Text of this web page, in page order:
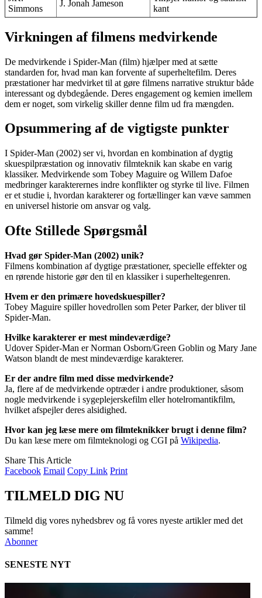
Simmons
J. Jonah Jameson
kant
Virkningen af filmens medvirkende
De medvirkende i Spider-Man (film) hjælper med at sætte
standarden for, hvad man kan forvente af superheltefilm. Deres
præstationer har medvirket til at gøre filmens narrative struktur både
interessant og dybdegående. Deres engagement og kemien imellem
dem er noget, som virkelig skiller denne film ud fra mængden.
Opsummering af de vigtigste punkter
I Spider-Man (2002) ser vi, hvordan en kombination af dygtig
skuespilpræstation og innovativ filmteknik kan skabe en varig
klassiker. Medvirkende som Tobey Maguire og Willem Dafoe
medbringer karakterernes indre konflikter og styrke til live. Filmen
er et studie i, hvordan karakterer og fortællinger kan væve sammen
en universel historie om ansvar og valg.
Ofte Stillede Spørgsmål
Hvad gør Spider-Man (2002) unik?
Filmens kombination af dygtige præstationer, specielle effekter og
en rørende historie gør den til en klassiker i superheltegenren.
Hvem er den primære hovedskuespiller?
Tobey Maguire spiller hovedrollen som Peter Parker, der bliver til
Spider-Man.
Hvilke karakterer er mest mindeværdige?
Udover Spider-Man er Norman Osborn/Green Goblin og Mary Jane
Watson blandt de mest mindeværdige karakterer.
Er der andre film med disse medvirkende?
Ja, flere af de medvirkende optræder i andre produktioner, såsom
nogle medvirkende i sygeplejerskefilm eller hotelromantikfilm,
hvilket afspejler deres alsidighed.
Hvor kan jeg læse mere om filmteknikker brugt i denne film?
Du kan læse mere om filmteknologi og CGI på Wikipedia.
Share This Article
Facebook Email Copy Link Print
TILMELD DIG NU
Tilmeld dig vores nyhedsbrev og få vores nyeste artikler med det
samme!
Abonner
SENESTE NYT